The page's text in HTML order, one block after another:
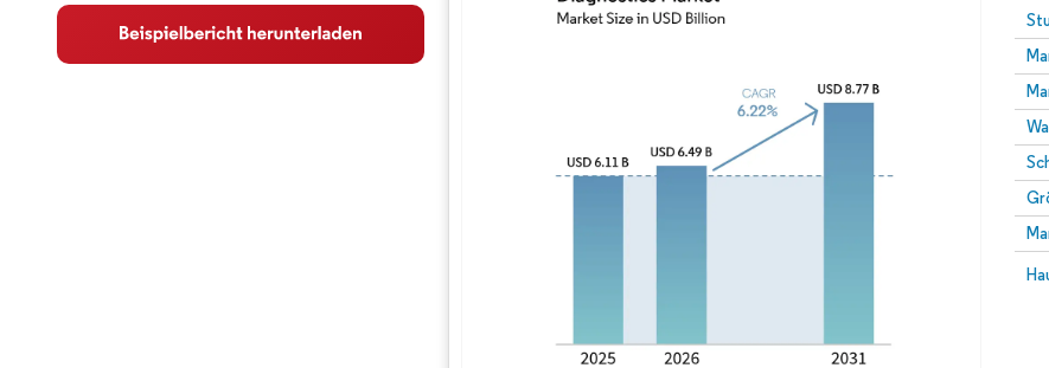
Trends und Einblicke
Bild © Mordor Intelligence. Wiederverwendung